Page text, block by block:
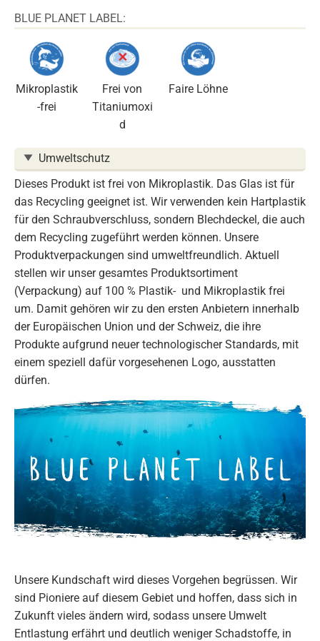
BLUE PLANET LABEL:
Mikroplastik
-frei
Frei von
Titaniumoxi
d
Faire Löhne
Umweltschutz
Dieses Produkt ist frei von Mikroplastik. Das Glas ist für
das Recycling geeignet ist. Wir verwenden kein Hartplastik
für den Schraubverschluss, sondern Blechdeckel, die auch
dem Recycling zugeführt werden können. Unsere
Produktverpackungen sind umweltfreundlich. Aktuell
stellen wir unser gesamtes Produktsortiment
(Verpackung) auf 100 % Plastik- und Mikroplastik frei
um. Damit gehören wir zu den ersten Anbietern innerhalb
der Europäischen Union und der Schweiz, die ihre
Produkte aufgrund neuer technologischer Standards, mit
einem speziell dafür vorgesehenen Logo, ausstatten
dürfen.
Unsere Kundschaft wird dieses Vorgehen begrüssen. Wir
sind Pioniere auf diesem Gebiet und hoffen, dass sich in
Zukunft vieles ändern wird, sodass unsere Umwelt
Entlastung erfährt und deutlich weniger Schadstoffe, in